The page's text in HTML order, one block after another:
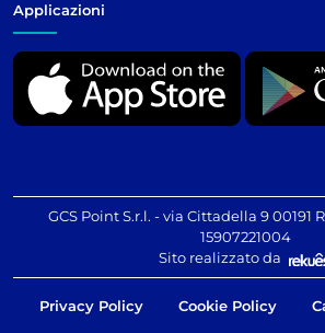
Applicazioni
GCS Point S.r.l. - via Cittadella 9 00191
15907221004
Sito realizzato da
Privacy Policy Cookie Policy